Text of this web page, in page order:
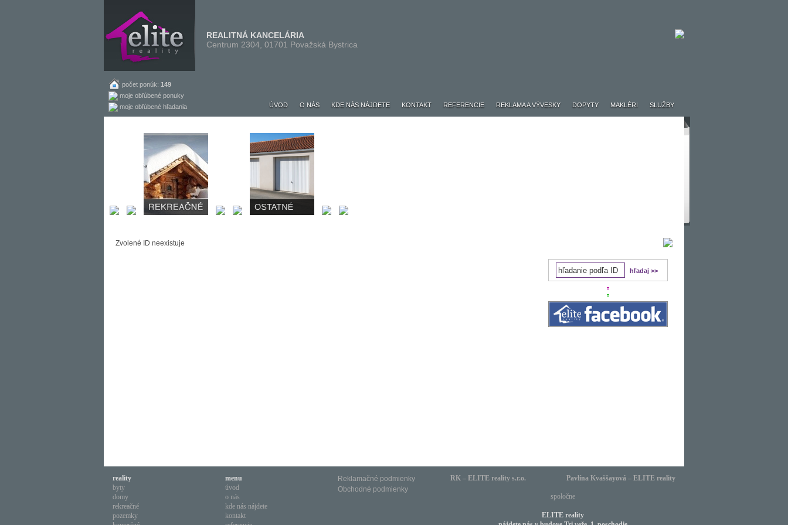
REALITNÁ KANCELÁRIA
Centrum 2304, 01701 Považská Bystrica
počet ponúk: 149
moje obľúbené ponuky
moje obľúbené hľadania
ÚVOD O NÁS KDE NÁS NÁJDETE KONTAKT REFERENCIE REKLAMA A VÝVESKY DOPYTY MAKLÉRI SLUŽBY
Zvolené ID neexistuje
reality
byty
domy
rekreačné
pozemky
menu
úvod
o nás
kde nás nájdete
kontakt
Reklamačné podmienky
Obchodné podmienky
RK – ELITE reality s.r.o. Pavlína Kvaššayová – ELITE reality
spoločne
ELITE reality